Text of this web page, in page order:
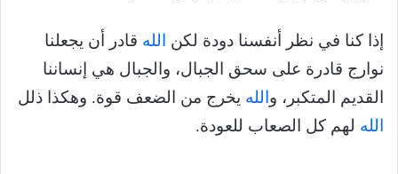
إذا كنا في نظر أنفسنا دودة لكن الله قادر أن يجعلنا
نوارج قادرة على سحق الجبال، والجبال هي إنساننا
القديم المتكبر، و الله يخرج من الضعف قوة. وهكذا ذلل
الله لهم كل الصعاب للعودة.